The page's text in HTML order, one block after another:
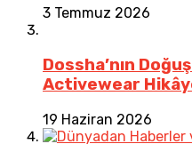
3 Temmuz 2026
Dossha’nın
Activewear
19 Haziran 2026